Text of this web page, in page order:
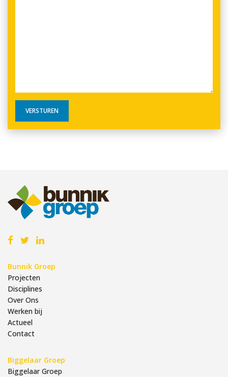
Bunnik Groep
Projecten
Disciplines
Over Ons
Werken bij
Actueel
Contact
Biggelaar Groep
Biggelaar Groep